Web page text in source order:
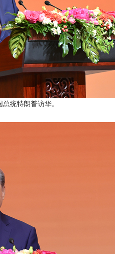
统特朗普访华。